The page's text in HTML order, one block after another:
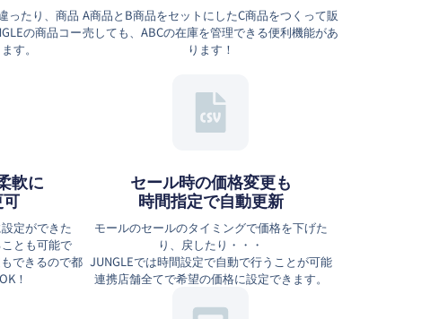
ったり、商品
の商品コー
す。
A商品とB商品をセットにしたC商品をつくって販
売しても、ABCの在庫を管理できる便利機能があ
ります！
軟に
定ができた
とも可能で
できるので都
！
セール時の価格変更も
時間指定で自動更新
モールのセールのタイミングで価格を下げた
り、戻したり・・・
JUNGLEでは時間設定で自動で行うことが可能
連携店舗全てで希望の価格に設定できます。